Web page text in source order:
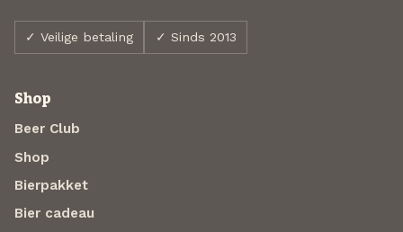
✓ Veilige betaling ✓ Sinds 2013
Shop
Beer Club
Shop
Bierpakket
Bier cadeau